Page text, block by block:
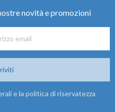
novità e promozioni
e la politica di riservatezza